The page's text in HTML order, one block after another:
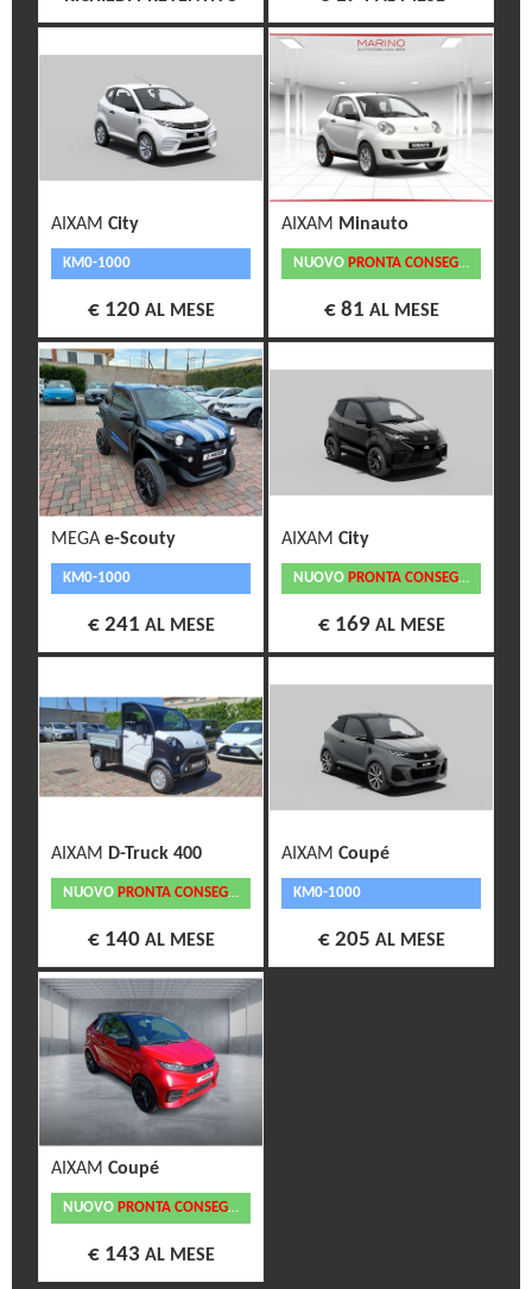
AIXAM City
KM0-1000
€ 120 AL MESE
AIXAM Minauto
NUOVO PRONTA CONSEGNA
€ 81 AL MESE
MEGA e-Scouty
KM0-1000
€ 241 AL MESE
AIXAM City
NUOVO PRONTA CONSEGNA
€ 169 AL MESE
AIXAM D-Truck 400
NUOVO PRONTA CONSEGNA
€ 140 AL MESE
AIXAM Coupé
KM0-1000
€ 205 AL MESE
AIXAM Coupé
NUOVO PRONTA CONSEGNA
€ 143 AL MESE